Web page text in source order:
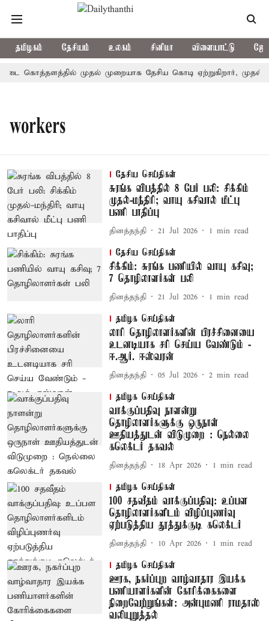
தமிழகம் தேசியம் உலகம் சினிமா விளையாட்டு
கொத்தளத்தில் முதல் முறையாக தேசிய கொடி ஏற்றுகிறார், முதல்-
workers
தேசிய செய்திகள்
சுரங்க விபத்தில் 8 பேர் பலி: சிக்கிம்
முதல்-மந்திரி; வாயு கசிவால் மீட்பு
பணி பாதிப்பு
தினத்தந்தி 21 Jul 2026 1 min read
தேசிய செய்திகள்
சிக்கிம்: சுரங்க பணியில் வாயு கசிவு;
7 தொழிலாளர்கள் பலி
தினத்தந்தி 21 Jul 2026 1 min read
தமிழக செய்திகள்
லாரி தொழிலாளர்களின் பிரச்சினையை
உடனடியாக சரி செய்ய வேண்டும் -
ஈ.ஆர். ஈஸ்வரன்
தினத்தந்தி 05 Jul 2026 2 min read
தமிழக செய்திகள்
வாக்குப்பதிவு நாளன்று
தொழிலாளர்களுக்கு ஒருநாள்
ஊதியத்துடன் விடுமுறை : நெல்லை
கலெக்டர் தகவல்
தினத்தந்தி 18 Apr 2026 1 min read
தமிழக செய்திகள்
100 சதவீதம் வாக்குப்பதிவு: உப்பள
தொழிலாளர்களிடம் விழிப்புணர்வு
ஏற்படுத்திய தூத்துக்குடி கலெக்டர்
தினத்தந்தி 10 Apr 2026 1 min read
தமிழக செய்திகள்
ஊரக, நகர்ப்புற வாழ்வாதார இயக்க
பணியாளர்களின் கோரிக்கைகளை
நிறைவேற்றுங்கள்: அன்புமணி ராமதாஸ்
வலியுறுத்தல்